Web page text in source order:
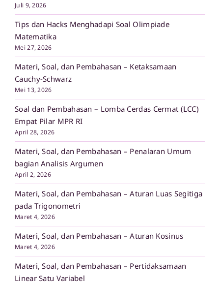
Juli 9, 2026
Tips dan Hacks Menghadapi Soal Olimpiade
Matematika
Mei 27, 2026
Materi, Soal, dan Pembahasan – Ketaksamaan
Cauchy-Schwarz
Mei 13, 2026
Soal dan Pembahasan – Lomba Cerdas Cermat (LCC)
Empat Pilar MPR RI
April 28, 2026
Materi, Soal, dan Pembahasan – Penalaran Umum
bagian Analisis Argumen
April 2, 2026
Materi, Soal, dan Pembahasan – Aturan Luas Segitiga
pada Trigonometri
Maret 4, 2026
Materi, Soal, dan Pembahasan – Aturan Kosinus
Maret 4, 2026
Materi, Soal, dan Pembahasan – Pertidaksamaan
Linear Satu Variabel